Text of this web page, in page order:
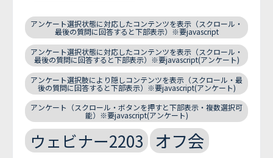
アンケート選択状態に対応したコンテンツを表示（スクロール・
最後の質問に回答すると下部表示）※要javascript
アンケート選択状態に対応したコンテンツを表示（スクロール・
最後の質問に回答すると下部表示）※要javascript(アンケート)
アンケート選択肢により隠しコンテンツを表示（スクロール・最
後の質問に回答すると下部表示）※要javascript(アンケート)
アンケート（スクロール・ボタンを押すと下部表示・複数選択可
能）※要javascript(アンケート)
ウェビナー2203 オフ会